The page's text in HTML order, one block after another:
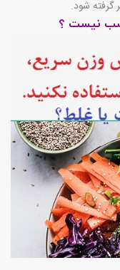
گرفته شود.
نیست ؟